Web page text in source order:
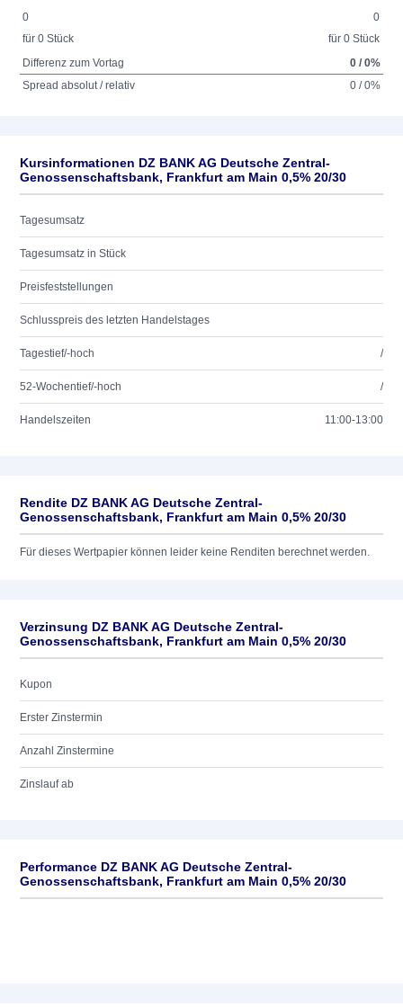
0
für 0 Stück
0
für 0 Stück
Differenz zum Vortag
0 / 0%
Spread absolut / relativ
0 / 0%
Kursinformationen DZ BANK AG Deutsche Zentral-
Genossenschaftsbank, Frankfurt am Main 0,5% 20/30
Tagesumsatz
Tagesumsatz in Stück
Preisfeststellungen
Schlusspreis des letzten Handelstages
Tagestief/-hoch /
52-Wochentief/-hoch /
Handelszeiten 11:00-13:00
Rendite DZ BANK AG Deutsche Zentral-
Genossenschaftsbank, Frankfurt am Main 0,5% 20/30
Für dieses Wertpapier können leider keine Renditen berechnet werden.
Verzinsung DZ BANK AG Deutsche Zentral-
Genossenschaftsbank, Frankfurt am Main 0,5% 20/30
Kupon
Erster Zinstermin
Anzahl Zinstermine
Zinslauf ab
Performance DZ BANK AG Deutsche Zentral-
Genossenschaftsbank, Frankfurt am Main 0,5% 20/30